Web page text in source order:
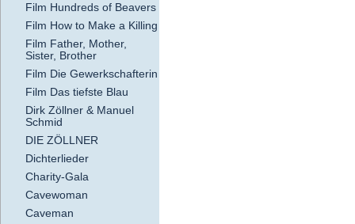
Film Hundreds of Beavers
Film How to Make a Killing
Film Father, Mother,
Sister, Brother
Film Die Gewerkschafterin
Film Das tiefste Blau
Dirk Zöllner & Manuel
Schmid
DIE ZÖLLNER
Dichterlieder
Charity-Gala
Cavewoman
Caveman